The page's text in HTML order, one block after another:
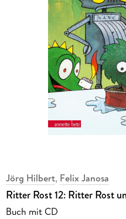
Jörg Hilbert, Felix Janosa
Ritter Rost 12: Ritter Rost
Buch mit CD